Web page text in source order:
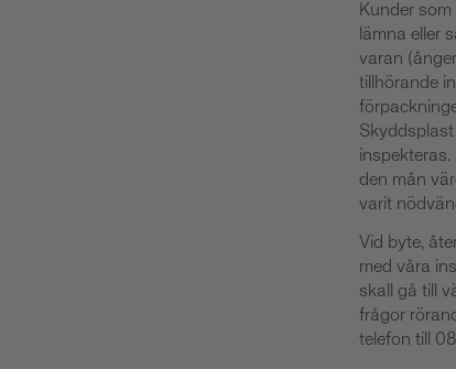
Kunder
lämna eller
varan
tillhörande
den mån
varit
Vid byte,
med våra
skall gå till
frågor
telefon till